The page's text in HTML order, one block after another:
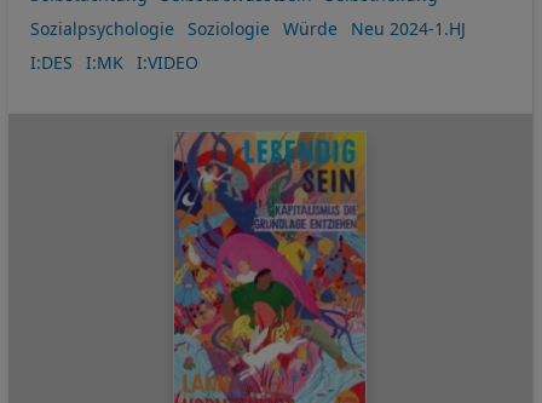
Sozialpsychologie
Soziologie Würde
Neu 2024-1.HJ
I:DES
I:MK I:VIDEO